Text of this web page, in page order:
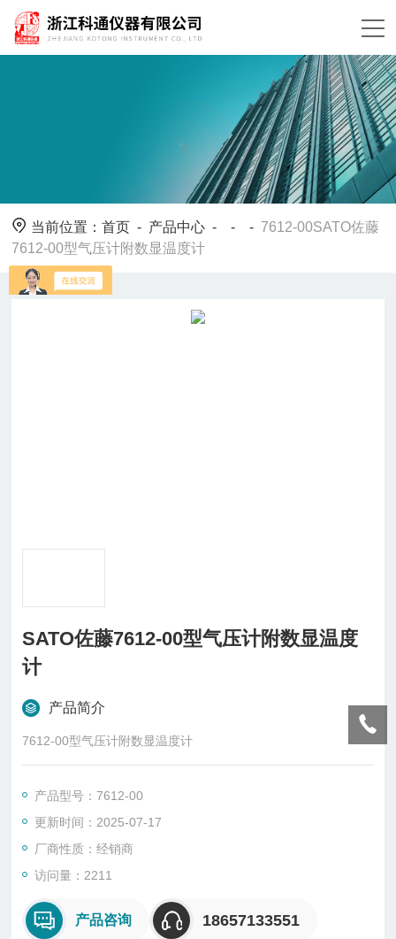
当前位置：首页 - 产品中心 - - - 7612-00SATO佐藤
7612-00型气压计附数显温度计
SATO佐藤7612-00型气压计附数显温度
计
产品简介
7612-00型气压计附数显温度计
产品型号：7612-00
更新时间：2025-07-17
厂商性质：经销商
访问量：2211
产品咨询 18657133551